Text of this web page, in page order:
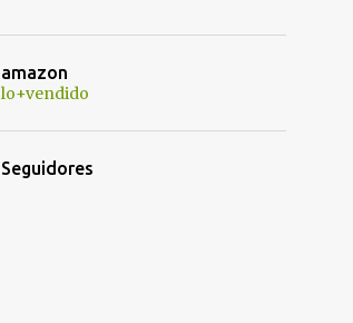
¿PERO QUÉ NOS HAS HECHO?"
¿POR QUÉ ME PARECE LÓGICO EL FINAL DE JUEGO DE
amazon
lo+vendido
Seguidores